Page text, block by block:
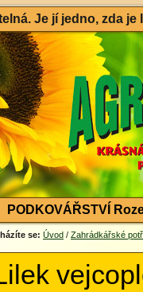
Je jí jedno, zda
PODKOVÁŘSTVÍ
se: Úvod / Zahrádkářské